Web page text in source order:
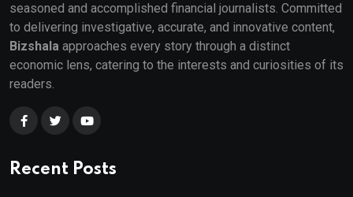
seasoned and accomplished financial journalists. Committed
to delivering investigative, accurate, and innovative content,
Bizshala approaches every story through a distinct
economic lens, catering to the interests and curiosities of its
readers.
Recent Posts